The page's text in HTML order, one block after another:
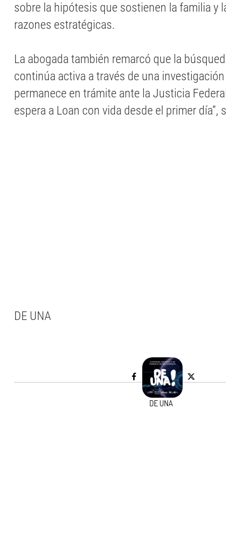
sobre la hipótesis que sostienen la familia y
razones estratégicas.
La abogada también remarcó que la
continúa activa a través de una
permanece en trámite ante la Justicia
espera a Loan con vida desde el primer día”,
DE UNA
DE UNA